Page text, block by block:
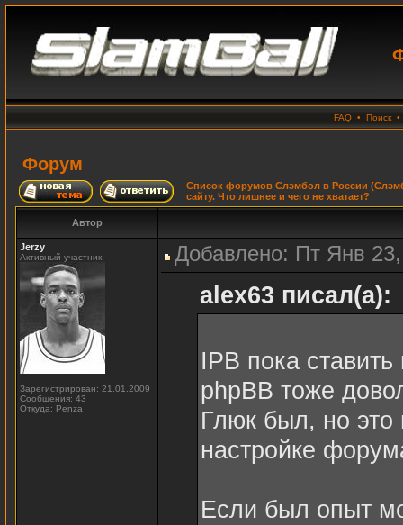
FAQ• Поиск
Форум
Список форумов Слэмбол в России
сайту. Что лишнее и чего не хватает?
Автор
Jerzy
Активный участник
Зарегистрирован: 21.01.2009
Сообщения: 43
Откуда: Penza
Добавлено: Пт Янв
alex63 писал(а):
IPB пока
phpBB тоже
Глюк был, но
настройке
Если был опыт